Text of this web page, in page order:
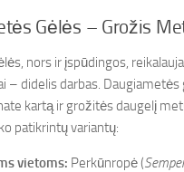
Gėlės – Grožis
nors ir įspūdingos,
– didelis darbas. Daugiametės
kartą ir grožitės daugelį
patikrintų variantų:
vietoms: Perkūnropė (